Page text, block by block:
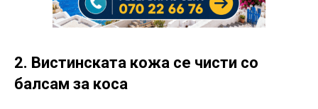
2. Вистинската кожа се чисти со
балсам за коса